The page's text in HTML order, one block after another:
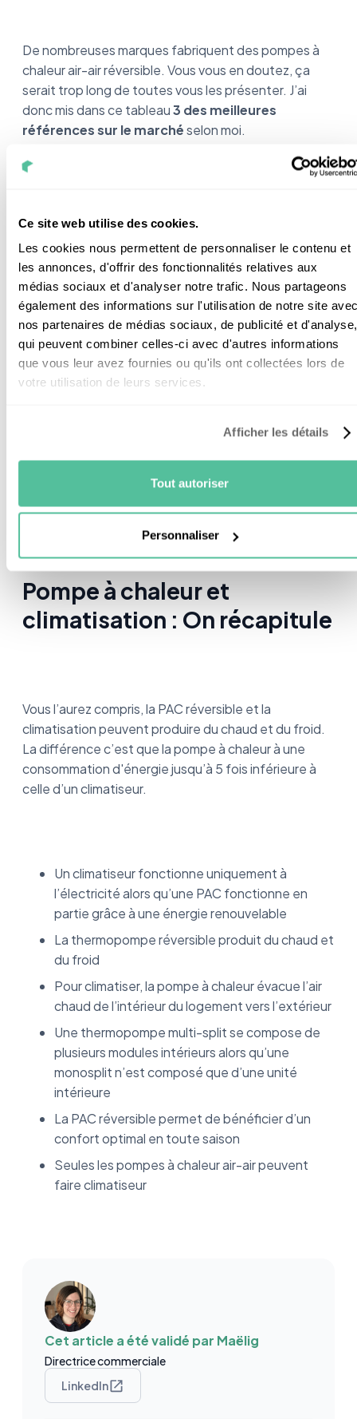
Ce site web utilise des cookies.
Les cookies nous permettent de personnaliser le contenu et
les annonces, d'offrir des fonctionnalités relatives aux
médias sociaux et d'analyser notre trafic. Nous partageons
également des informations sur l'utilisation de notre site
nos partenaires de médias sociaux, de publicité et d'analyse,
qui peuvent combiner celles-ci avec d'autres informations
que vous leur avez fournies ou qu'ils ont collectées lors de
votre utilisation de leurs services.
Afficher les détails
Tout autoriser
Personnaliser
De nombreuses marques fabriquent des pompes à
chaleur air-air réversible. Vous vous en doutez, ça
serait trop long de toutes vous les présenter. J’ai
donc mis dans ce tableau3 des meilleures
références sur le marchéselon moi.
Modèle
Puissance
Toshiba Seyia
R32
2 - 7 4,26
535,20
€
Panasonic
Etherea Inverter
2,80 - 5
Daikin Emura
Pompe à chaleur et
climatisation : On récapitule
Vous l’aurez compris, la PAC réversible et la
climatisation peuvent produire du chaud et du froid.
La différence c’est que la pompe à chaleur à une
consommation d'énergie jusqu’à 5 fois inférieure à
celle d’un climatiseur.
Un climatiseur fonctionne uniquement à
l’électricité alors qu’une PAC fonctionne en
partie grâce à une énergie renouvelable
La thermopompe réversible produit du chaud et
du froid
Pour climatiser, la pompe à chaleur évacue l’air
chaud de l’intérieur du logement vers l’extérieur
Une thermopompe multi-split se compose de
plusieurs modules intérieurs alors qu’une
monosplit n’est composé que d’une unité
intérieure
La PAC réversible permet de bénéficier d’un
confort optimal en toute saison
Seules les pompes à chaleur air-air peuvent
faire climatiseur
Cet article a été validé par Maëlig
Directrice commerciale
LinkedIn